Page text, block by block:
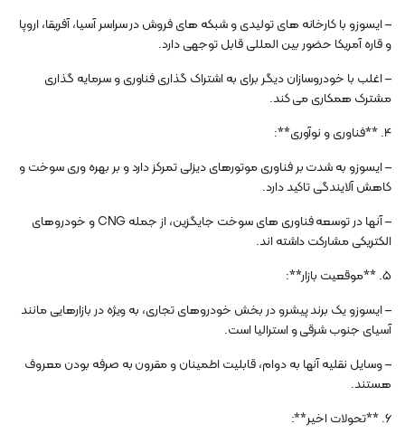
– ایسوزو با کارخانه های تولیدی و شبکه های فروش در سراسر آسیا، آفریقا، اروپا
و قاره آمریکا حضور بین المللی قابل توجهی دارد.
– اغلب با خودروسازان دیگر برای به اشتراک گذاری فناوری و سرمایه گذاری
مشترک همکاری می کند.
4. **فناوری و نوآوری**:
– ایسوزو به شدت بر فناوری موتورهای دیزلی تمرکز دارد و بر بهره وری سوخت و
کاهش آلایندگی تاکید دارد.
– آنها در توسعه فناوری های سوخت جایگزین، از جمله CNG و خودروهای
الکتریکی مشارکت داشته اند.
5. **موقعیت بازار**:
– ایسوزو یک برند پیشرو در بخش خودروهای تجاری، به ویژه در بازارهایی مانند
آسیای جنوب شرقی و استرالیا است.
– وسایل نقلیه آنها به دوام، قابلیت اطمینان و مقرون به صرفه بودن معروف
هستند.
6. **تحولات اخیر**: